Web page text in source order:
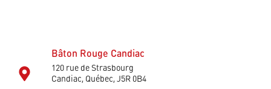
Bâton Rouge Candiac
120 rue de Strasbourg
Candiac, Québec, J5R 0B4